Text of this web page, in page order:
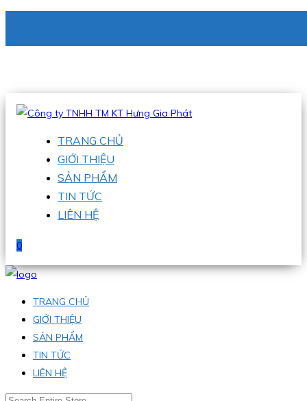
Hotline:0938 336 079
TRANG CHỦ
GIỚI THIỆU
SẢN PHẨM
TIN TỨC
LIÊN HỆ
0
TRANG CHỦ
GIỚI THIỆU
SẢN PHẨM
TIN TỨC
LIÊN HỆ